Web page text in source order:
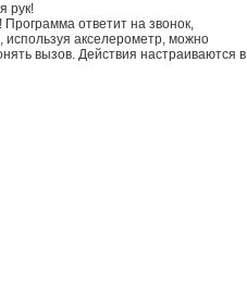
рук!
ответит на звонок,
акселерометр, можно
вызов. Действия настраиваются в